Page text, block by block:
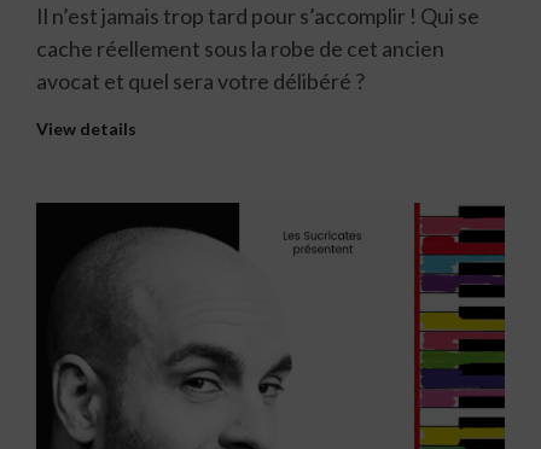
Il n’est jamais trop tard pour s’accomplir ! Qui se
cache réellement sous la robe de cet ancien
avocat et quel sera votre délibéré ?
View details